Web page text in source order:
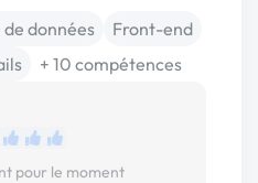
de données
Front-end
+ 10 compétences
pour le moment